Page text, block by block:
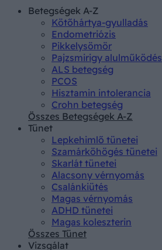
Betegségek A-Z
Kötőhártya-gyulladás
Endometriózis
Pikkelysömör
Pajzsmirigy alulműködés
ALS betegség
PCOS
Hisztamin intolerancia
Crohn betegség
Összes Betegségek A-Z
Tünet
Lepkehimlő tünetei
Szamárköhögés tünetei
Skarlát tünetei
Alacsony vérnyomás
Csalánkiütés
Magas vérnyomás
ADHD tünetei
Magas koleszterin
Összes Tünet
Vizsgálat